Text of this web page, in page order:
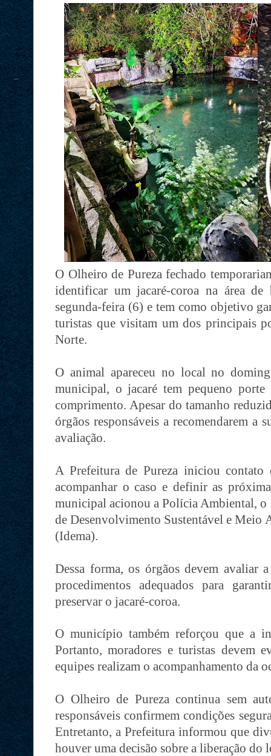
O Olheiro de Pureza fechado
identificar um jacaré-coroa na área de
segunda-feira (6) e tem como objetivo
turistas que visitam um dos principais
Norte.
O animal apareceu no local no
municipal, o jacaré tem pequeno
comprimento. Apesar do tamanho
órgãos responsáveis a recomendarem a
avaliação.
A Prefeitura de Pureza iniciou contato
acompanhar o caso e definir as
municipal acionou a Polícia Ambiental,
de Desenvolvimento Sustentável e Meio
(Idema).
Dessa forma, os órgãos devem avaliar
procedimentos adequados para
preservar o jacaré-coroa.
O município também reforçou que a
Portanto, moradores e turistas devem
equipes realizam o acompanhamento da
O Olheiro de Pureza continua sem
responsáveis confirmem condições
Entretanto, a Prefeitura informou que
houver uma decisão sobre a liberação do